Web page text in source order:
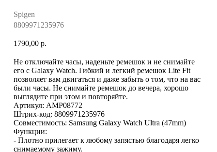
Spigen
8809971235976
1790,00 р.
Не отключайте часы, наденьте ремешок и не снимайте
его с Galaxy Watch. Гибкий и легкий ремешок Lite Fit
позволяет вам двигаться и даже забыть о том, что на вас
были часы. Не снимайте ремешок до вечера, хорошо
выглядите при этом и повторяйте.
Артикул: AMP08772
Штрих-код: 8809971235976
Совместимость: Samsung Galaxy Watch Ultra (47mm)
Функции:
- Плотно прилегает к любому запястью благодаря легко
снимаемому зажиму.